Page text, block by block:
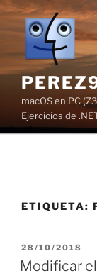
Saltar
contenido
macOS en PC
Ejercicios de
ETIQUETA:
PUBLICADO
EL
28/10/2018
Modificar